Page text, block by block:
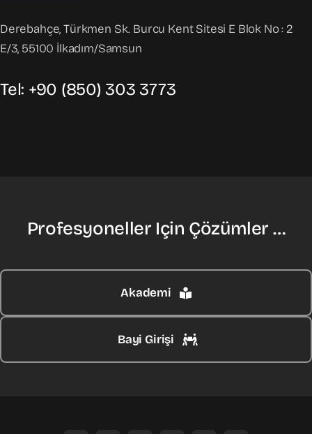
Derebahçe, Türkmen Sk. Burcu Kent Sitesi E Blok No : 2
E/3, 55100 İlkadım/Samsun
Tel: +90 (850) 303 3773
Profesyoneller Için Çözümler …
Akademi
Bayi Girişi